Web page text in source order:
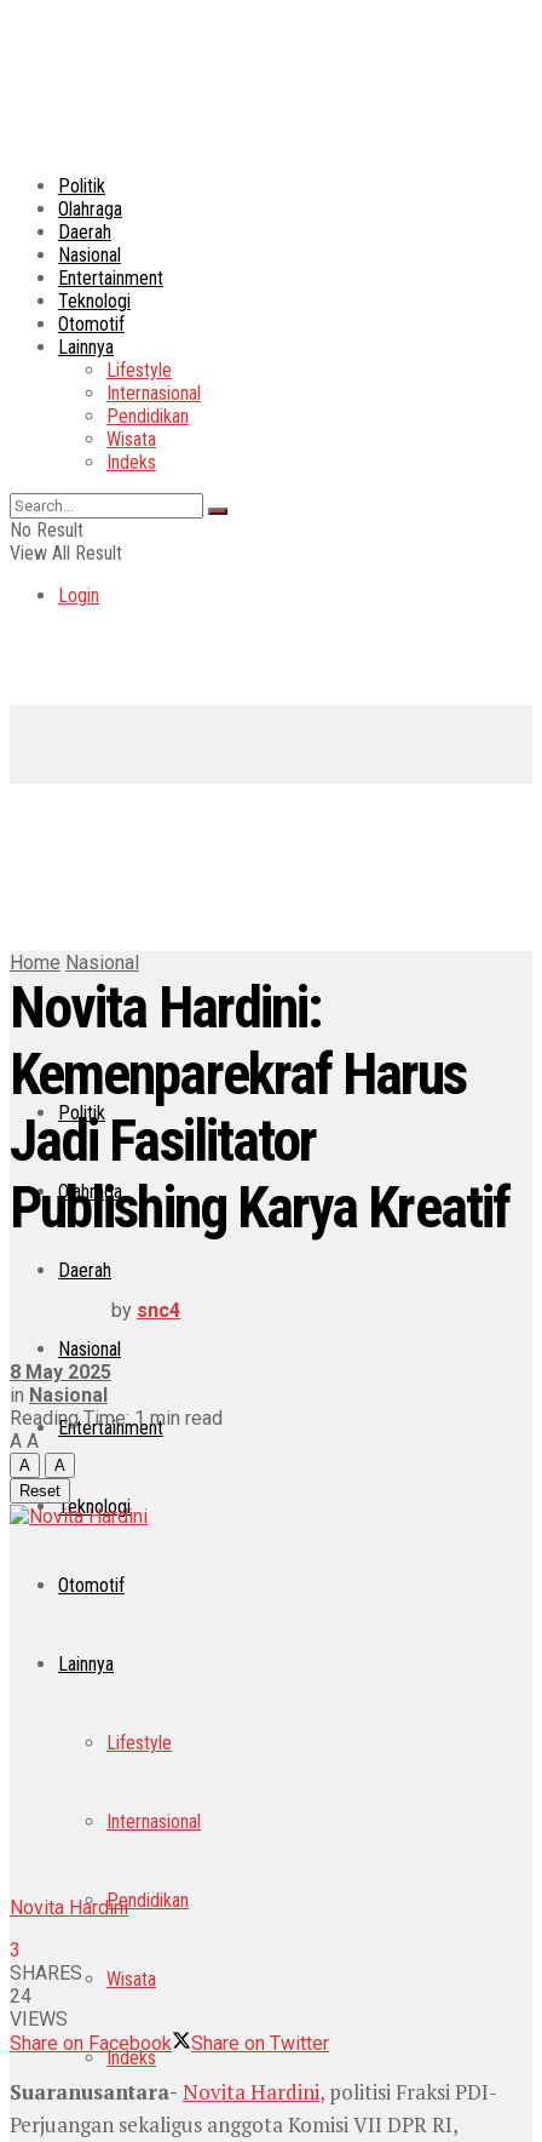
Politik
Olahraga
Daerah
Nasional
Entertainment
Teknologi
Otomotif
Lainnya
Lifestyle
Internasional
Pendidikan
Wisata
Indeks
No Result
View All Result
Login
Politik
Olahraga
Daerah
Nasional
Entertainment
Teknologi
Otomotif
Lainnya
Lifestyle
Internasional
Pendidikan
Wisata
Indeks
Home Nasional
Novita Hardini:
Kemenparekraf Harus
Jadi Fasilitator
Publishing Karya Kreatif
by snc4
8 May 2025
in Nasional
Reading Time: 1 min read
A A
A
A
Reset
Novita Hardini
3
SHARES
24
VIEWS
Share on Facebook
Share on Twitter
Suaranusantara- Novita Hardini, politisi Fraksi PDI-
Perjuangan sekaligus anggota Komisi VII DPR RI,